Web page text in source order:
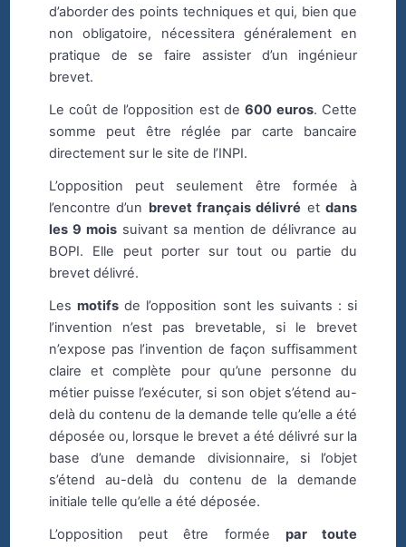
d’aborder des points techniques et qui, bien que
non obligatoire, nécessitera généralement en
pratique de se faire assister d’un ingénieur
brevet.
Le coût de l’opposition est de600 euros. Cette
somme peut être réglée par carte bancaire
directement sur le site de l’INPI.
L’opposition peut seulement être formée à
l’encontre d’un brevet français délivré etdans
les 9 moissuivant sa mention de délivrance au
BOPI. Elle peut porter sur tout ou partie du
brevet délivré.
Les motifsde l’opposition sont les suivants : si
l’invention n’est pas brevetable, si le brevet
n’expose pas l’invention de façon suffisamment
claire et complète pour qu’une personne du
métier puisse l’exécuter, si son objet s’étend au-
delà du contenu de la demande telle qu’elle a été
déposée ou, lorsque le brevet a été délivré sur la
base d’une demande divisionnaire, si l’objet
s’étend au-delà du contenu de la demande
initiale telle qu’elle a été déposée.
L’opposition peut être formée par toute